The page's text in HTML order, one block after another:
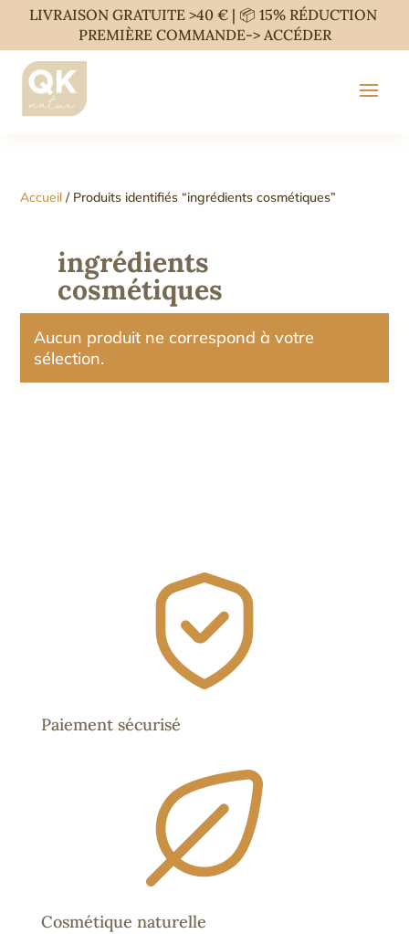
LIVRAISON GRATUITE >40 € | 📦 15% RÉDUCTION
PREMIÈRE COMMANDE-> ACCÉDER
Accueil / Produits identifiés “ingrédients cosmétiques”
ingrédients
cosmétiques
Aucun produit ne correspond à votre
sélection.
Paiement sécurisé
Cosmétique naturelle